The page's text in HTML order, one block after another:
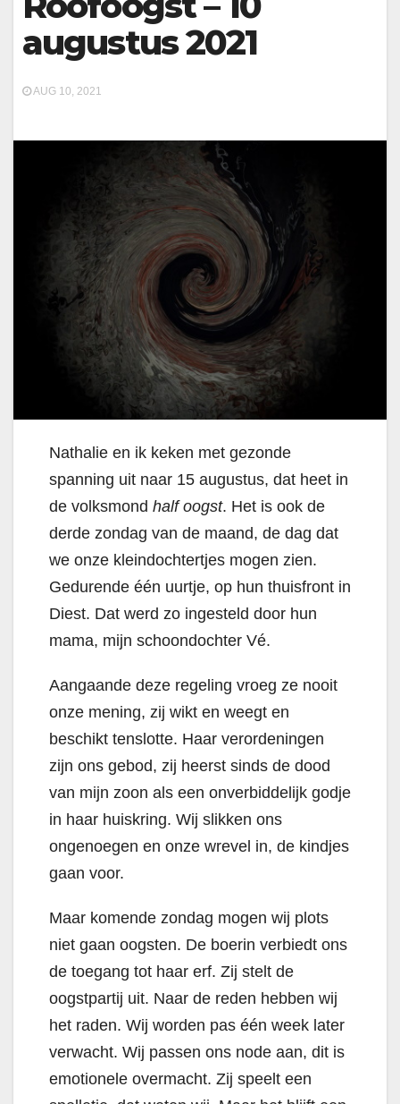
augustus 2021
AUG 10, 2021
Nathalie en ik keken met gezonde
spanning uit naar 15 augustus, dat heet in
de volksmond half oogst. Het is ook de
derde zondag van de maand, de dag dat
we onze kleindochtertjes mogen zien.
Gedurende één uurtje, op hun thuisfront in
Diest. Dat werd zo ingesteld door hun
mama, mijn schoondochter Vé.
Aangaande deze regeling vroeg ze nooit
onze mening, zij wikt en weegt en
beschikt tenslotte. Haar verordeningen
zijn ons gebod, zij heerst sinds de dood
van mijn zoon als een onverbiddelijk godje
in haar huiskring. Wij slikken ons
ongenoegen en onze wrevel in, de kindjes
gaan voor.
Maar komende zondag mogen wij plots
niet gaan oogsten. De boerin verbiedt ons
de toegang tot haar erf. Zij stelt de
oogstpartij uit. Naar de reden hebben wij
het raden. Wij worden pas één week later
verwacht. Wij passen ons node aan, dit is
emotionele overmacht. Zij speelt een